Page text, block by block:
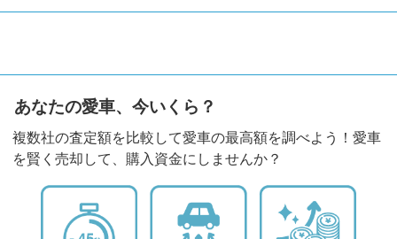
あなたの愛車、今いくら？
複数社の査定額を比較して愛車の最高額を調べよう！愛車
を賢く売却して、購入資金にしませんか？